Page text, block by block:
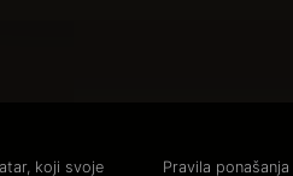
koji svoje Pravila